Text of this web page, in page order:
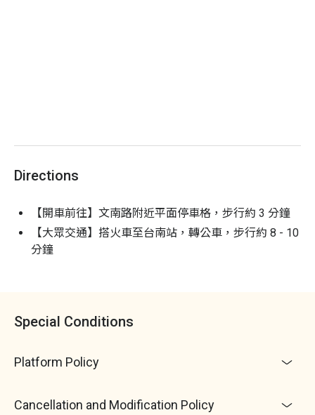
Directions
【開車前往】文南路附近平面停車格，步行約 3 分鐘
【大眾交通】搭火車至台南站，轉公車，步行約 8 - 10
分鐘
Special Conditions
Platform Policy
Cancellation and Modification Policy